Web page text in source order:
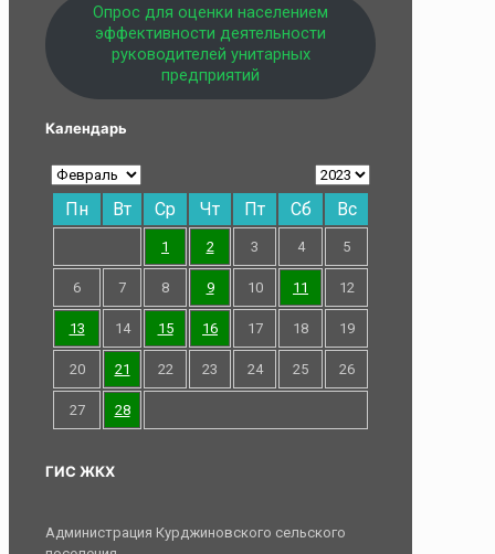
Опрос для оценки населением
эффективности деятельности
руководителей унитарных
предприятий
Календарь
Пн Вт Ср Чт Пт Сб Вс
1 2 3 4 5
6 7 8 9 10 11 12
13 14 15 16 17 18 19
20 21 22 23 24 25 26
27 28
ГИС ЖКХ
Администрация Курджиновского сельского